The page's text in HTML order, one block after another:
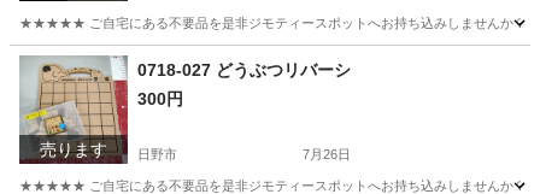
★★★★★ ご自宅にある不要品を是非ジモティースポットへお持ち込みしませんか？
東京 日野市 アクセサリー 現地
売ります
0718-027 どうぶつリバーシ
300円
日野市 7月26日
★★★★★ ご自宅にある不要品を是非ジモティースポットへお持ち込みしませんか？